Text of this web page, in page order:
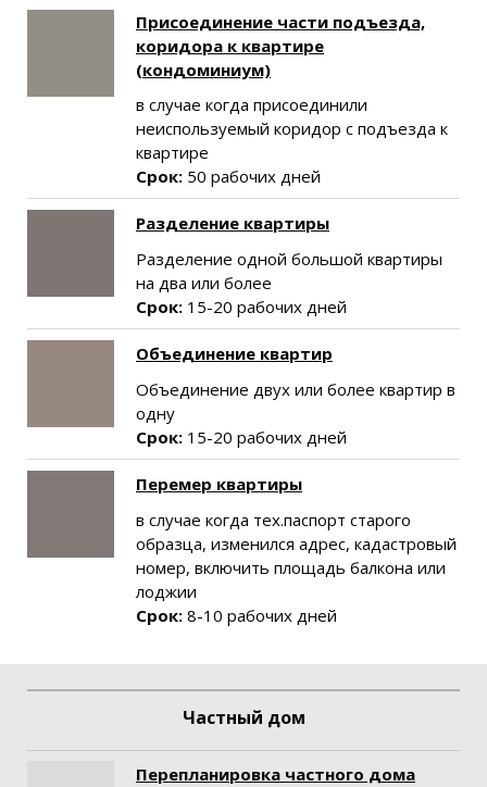
Присоединение части подъезда,
коридора к квартире
(кондоминиум)
в случае когда присоединили
неиспользуемый коридор с подъезда к
квартире
Срок: 50 рабочих дней
Разделение квартиры
Разделение одной большой квартиры
на два или более
Срок: 15-20 рабочих дней
Объединение квартир
Объединение двух или более квартир в
одну
Срок: 15-20 рабочих дней
Перемер квартиры
в случае когда тех.паспорт старого
образца, изменился адрес, кадастровый
номер, включить площадь балкона или
лоджии
Срок: 8-10 рабочих дней
Частный дом
Перепланировка частного дома